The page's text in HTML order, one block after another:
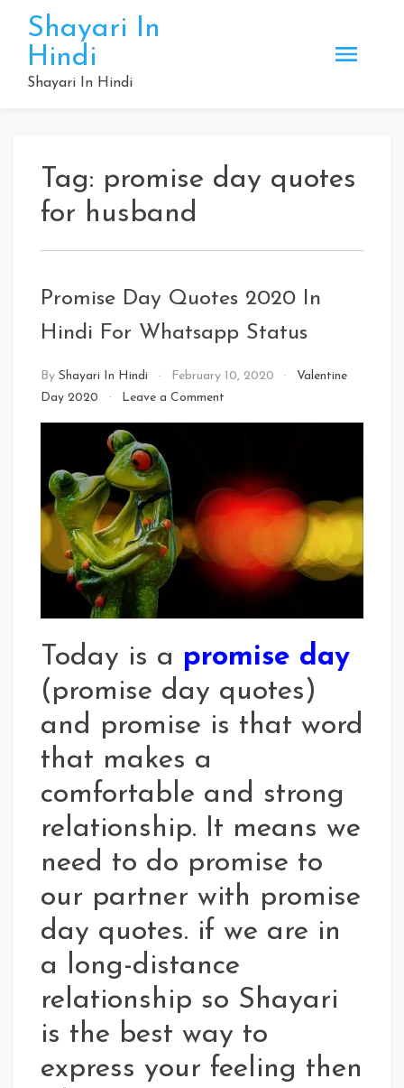
content
Shayari In
Hindi
Shayari In Hindi
Tag: promise day quotes
for husband
Promise Day Quotes 2020 In
Hindi For Whatsapp Status
By Shayari In Hindi February 10, 2020
Valentine
Day 2020
Leave a Commenton
In
Hindi
Status
Today is a promise day
(promise day quotes)
and promise is that word
that makes a
comfortable and strong
relationship. It means we
need to do promise to
our partner with promise
day quotes. if we are in
a long-distance
relationship so Shayari
is the best way to
express your feeling then